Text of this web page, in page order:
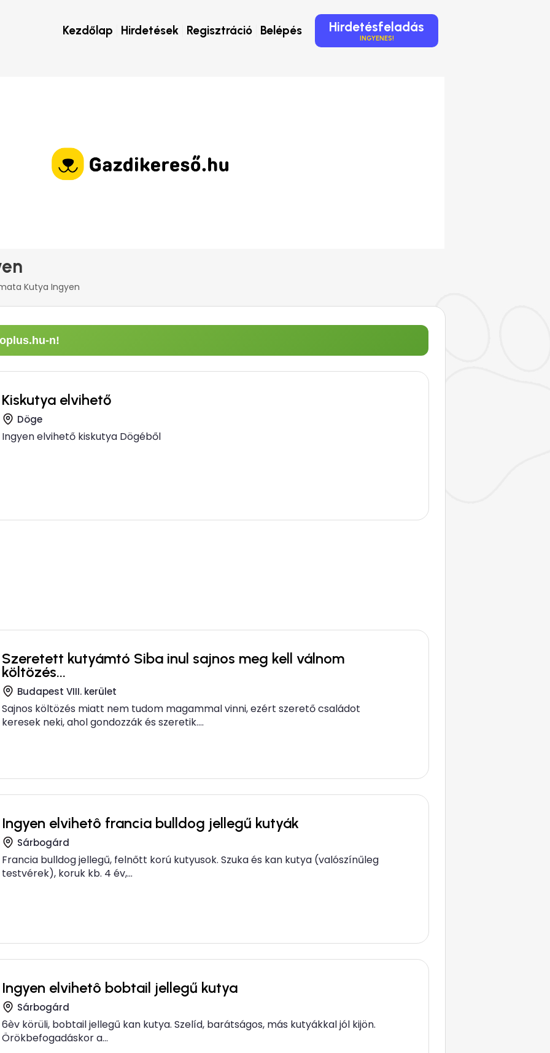
Hirdetésfeladás
INGYENES!
Belépés
Regisztráció
Hirdetések
Kezdőlap
Kutya Ingyen
n!
Kiskutya elvihető
Döge
Ingyen elvihető kiskutya Dögéből
Szeretett kutyámtó Siba inul sajnos meg kell válnom
költözés...
Budapest VIII. kerület
Sajnos költözés miatt nem tudom magammal vinni, ezért szerető családot
keresek neki, ahol gondozzák és szeretik....
Ingyen elvihetô francia bulldog jellegű kutyák
Sárbogárd
Francia bulldog jellegű, felnőtt korú kutyusok. Szuka és kan kutya (valószínűleg
testvérek), koruk kb. 4 év,...
Ingyen elvihetô bobtail jellegű kutya
Sárbogárd
6èv körüli, bobtail jellegű kan kutya. Szelíd, barátságos, más kutyákkal jól kijön.
Örökbefogadáskor a...